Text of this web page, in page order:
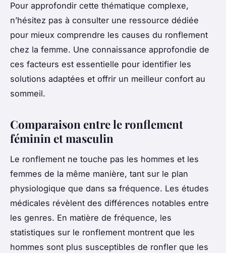
Pour approfondir cette thématique complexe,
n’hésitez pas à consulter une ressource dédiée
pour mieux comprendre les causes du ronflement
chez la femme. Une connaissance approfondie de
ces facteurs est essentielle pour identifier les
solutions adaptées et offrir un meilleur confort au
sommeil.
Comparaison entre le ronflement
féminin et masculin
Le ronflement ne touche pas les hommes et les
femmes de la même manière, tant sur le plan
physiologique que dans sa fréquence. Les études
médicales révèlent des différences notables entre
les genres. En matière de fréquence, les
statistiques sur le ronflement montrent que les
hommes sont plus susceptibles de ronfler que les